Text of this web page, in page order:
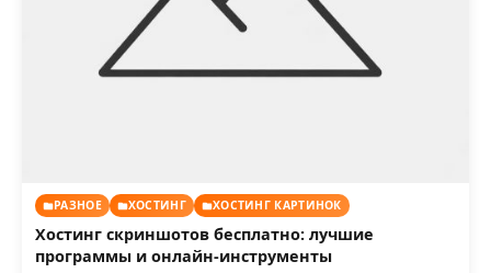
РАЗНОЕ ХОСТИНГ ХОСТИНГ КАРТИНОК
Хостинг скриншотов бесплатно: лучшие
программы и онлайн-инструменты